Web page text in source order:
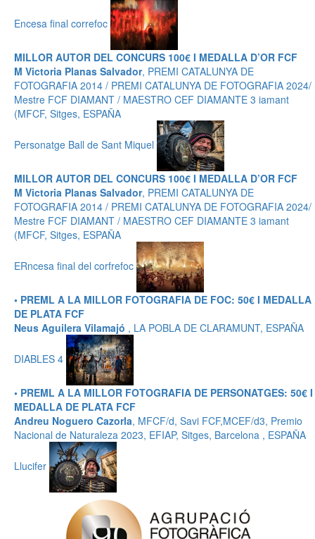
Encesa final correfoc
MILLOR AUTOR DEL CONCURS 100€ I MEDALLA D’OR FCF
M Victoria Planas Salvador, PREMI CATALUNYA DE
FOTOGRAFIA 2014 / PREMI CATALUNYA DE FOTOGRAFIA 2024/
Mestre FCF DIAMANT / MAESTRO CEF DIAMANTE 3 iamant
(MFCF, Sitges, ESPAÑA
Personatge Ball de Sant Miquel
MILLOR AUTOR DEL CONCURS 100€ I MEDALLA D’OR FCF
M Victoria Planas Salvador, PREMI CATALUNYA DE
FOTOGRAFIA 2014 / PREMI CATALUNYA DE FOTOGRAFIA 2024/
Mestre FCF DIAMANT / MAESTRO CEF DIAMANTE 3 iamant
(MFCF, Sitges, ESPAÑA
ERncesa final del corfrefoc
• PREML A LA MILLOR FOTOGRAFIA DE FOC: 50€ I MEDALLA
DE PLATA FCF
Neus Aguilera Vilamajó , LA POBLA DE CLARAMUNT, ESPAÑA
DIABLES 4
• PREML A LA MILLOR FOTOGRAFIA DE PERSONATGES: 50€ I
MEDALLA DE PLATA FCF
Andreu Noguero Cazorla, MFCF/d, Savi FCF,MCEF/d3, Premio
Nacional de Naturaleza 2023, EFIAP, Sitges, Barcelona , ESPAÑA
Llucifer